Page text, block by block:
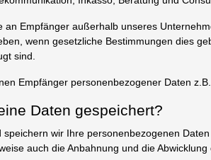
an Empfänger außerhalb unseres
wenn gesetzliche Bestimmungen dies
sind.
Empfänger personenbezogener Daten
Daten gespeichert?
wir Ihre personenbezogenen
auch die Anbahnung und die Abwicklung